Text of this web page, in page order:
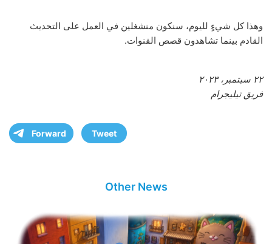
وهذا كل شيءٍ لليوم، سنكون منشغلين في العمل على التحديث
القادم بينما تشاهدون قصص القنوات.
٢٢ سبتمبر، ٢٠٢٣
فريق تيليجرام
Forward Tweet
Other News